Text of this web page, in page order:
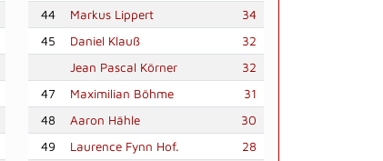
44
Markus Lippert
34
45
Daniel Klauß
32
Jean Pascal Körner
32
47
Maximilian Böhme
31
48
Aaron Hähle
30
49
Laurence Fynn Hof.
28